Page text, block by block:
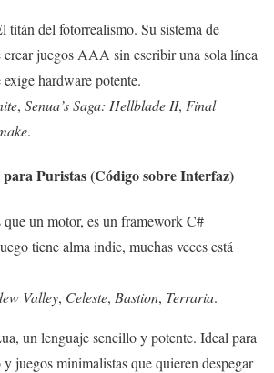
titán del fotorrealismo. Su sistema de
juegos AAA sin escribir una sola línea
hardware potente.
, Senua’s Saga: Hellblade II, Final
.
Puristas (Código sobre Interfaz)
que un motor, es un framework C#
tiene alma indie, muchas veces está
Valley, Celeste, Bastion, Terraria.
un lenguaje sencillo y potente. Ideal para
juegos minimalistas que quieren despegar